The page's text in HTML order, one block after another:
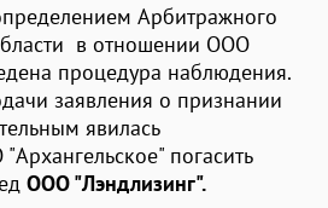
Арбитражного
в отношении ООО
процедура наблюдения.
заявления о признании
явилась
погасить
ООО "Лэндлизинг".